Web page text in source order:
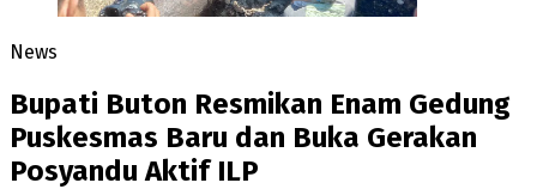
News
Bupati Buton Resmikan Enam Gedung
Puskesmas Baru dan Buka Gerakan
Posyandu Aktif ILP